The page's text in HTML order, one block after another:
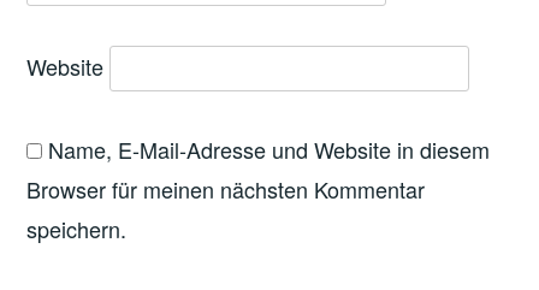
Website
Name, E-Mail-Adresse und Website in diesem
Browser für meinen nächsten Kommentar
speichern.